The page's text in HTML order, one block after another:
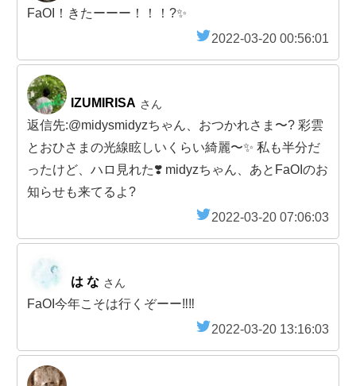
FaOI！きたーーー！！！?✨
2022-03-20 00:56:01
IZUMIRISA さん
返信先:@midysmidyzちゃん、おつかれさま〜? 彩雲
とおひさまの光線眩しいくらい綺麗〜✨ 私も半分だ
ったけど、ハロ見れた❣️ midyzちゃん、あとFaOIのお
知らせも来てるよ?
2022-03-20 07:06:03
は な さん
FaOI今年こそは行くぞーー‼️‼️
2022-03-20 13:16:03